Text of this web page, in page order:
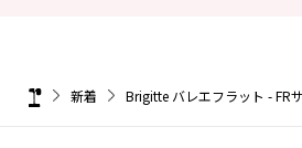
新着 Brigitte バレエフラット - FR